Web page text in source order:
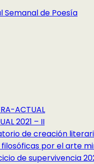
Semanal de Poesía
ACTUAL
2021 – II
de creación
filosóficas por el arte
de supervivencia